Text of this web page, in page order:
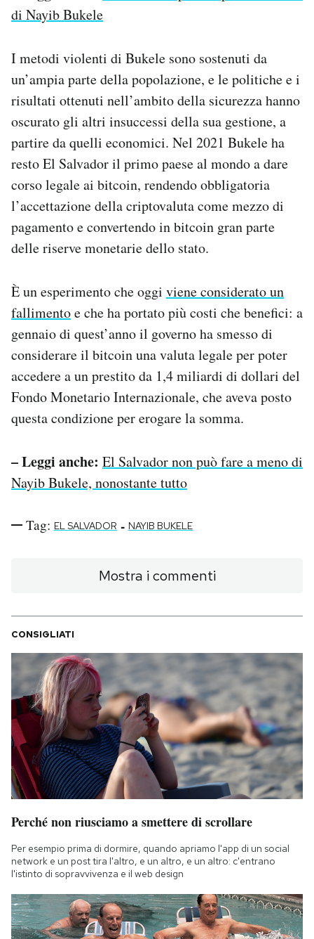
di Nayib Bukele
I metodi violenti di Bukele sono sostenuti da
un’ampia parte della popolazione, e le politiche e i
risultati ottenuti nell’ambito della sicurezza hanno
oscurato gli altri insuccessi della sua gestione, a
partire da quelli economici. Nel 2021 Bukele ha
resto El Salvador il primo paese al mondo a dare
corso legale ai bitcoin, rendendo obbligatoria
l’accettazione della criptovaluta come mezzo di
pagamento e convertendo in bitcoin gran parte
delle riserve monetarie dello stato.
È un esperimento che oggi viene considerato un
fallimentoe che ha portato più costi che benefici: a
gennaio di quest’anno il governo ha smesso di
considerare il bitcoin una valuta legale per poter
accedere a un prestito da 1,4 miliardi di dollari del
Fondo Monetario Internazionale, che aveva posto
questa condizione per erogare la somma.
– Leggi anche: El Salvador non può fare a meno di
Nayib Bukele, nonostante tutto
Tag: EL SALVADOR - NAYIB BUKELE
Mostra i commenti
CONSIGLIATI
Perché non riusciamo a smettere di scrollare
Per esempio prima di dormire, quando apriamo l'app di un social
network e un post tira l'altro, e un altro, e un altro: c'entrano
l'istinto di sopravvivenza e il web design